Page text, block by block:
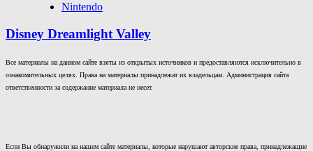
Nintendo
Disney Dreamlight Valley
Все материалы на данном сайте взяты из открытых источников и предоставляются исключительно в
ознакомительных целях. Права на материалы принадлежат их владельцам. Администрация сайта
ответственности за содержание материала не несет.
Если Вы обнаружили на нашем сайте материалы, которые нарушают авторские права, принадлежащие